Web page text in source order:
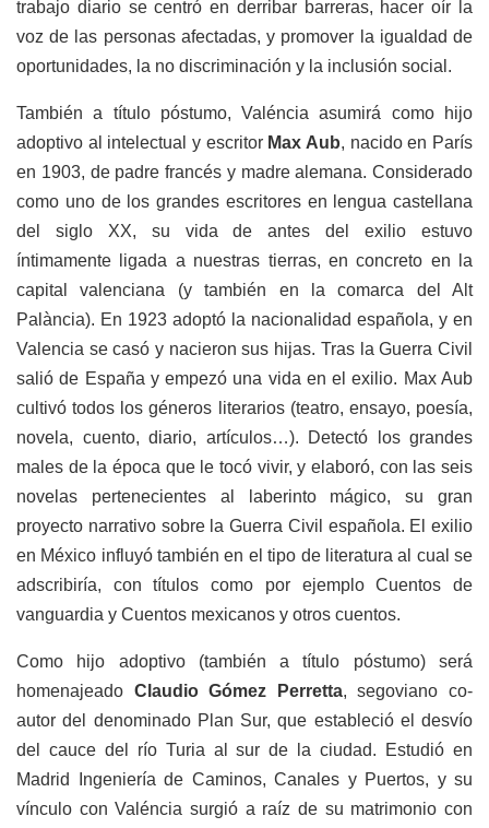
trabajo diario se centró en derribar barreras, hacer oír la
voz de las personas afectadas, y promover la igualdad de
oportunidades, la no discriminación y la inclusión social.
También a título póstumo, Valéncia asumirá como hijo
adoptivo al intelectual y escritor Max Aub, nacido en París
en 1903, de padre francés y madre alemana. Considerado
como uno de los grandes escritores en lengua castellana
del siglo XX, su vida de antes del exilio estuvo
íntimamente ligada a nuestras tierras, en concreto en la
capital valenciana (y también en la comarca del Alt
Palància). En 1923 adoptó la nacionalidad española, y en
Valencia se casó y nacieron sus hijas. Tras la Guerra Civil
salió de España y empezó una vida en el exilio. Max Aub
cultivó todos los géneros literarios (teatro, ensayo, poesía,
novela, cuento, diario, artículos…). Detectó los grandes
males de la época que le tocó vivir, y elaboró, con las seis
novelas pertenecientes al laberinto mágico, su gran
proyecto narrativo sobre la Guerra Civil española. El exilio
en México influyó también en el tipo de literatura al cual se
adscribiría, con títulos como por ejemplo Cuentos de
vanguardia y Cuentos mexicanos y otros cuentos.
Como hijo adoptivo (también a título póstumo) será
homenajeado Claudio Gómez Perretta, segoviano co-
autor del denominado Plan Sur, que estableció el desvío
del cauce del río Turia al sur de la ciudad. Estudió en
Madrid Ingeniería de Caminos, Canales y Puertos, y su
vínculo con Valéncia surgió a raíz de su matrimonio con